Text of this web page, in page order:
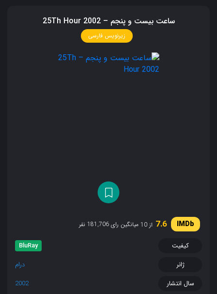
ساعت بیست و پنجم – 25Th Hour 2002
زیرنویس فارسی
7.6 از 10 میانگین رای 181,706 نفر
کیفیت
BluRay
ژانر
درام
سال انتشار
2002